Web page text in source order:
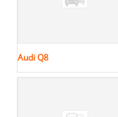
Audi Q8